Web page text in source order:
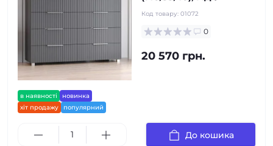
в наявності
новинка
хіт продажу
популярний
Код товару: 01072
0
20 570 грн.
До кошика